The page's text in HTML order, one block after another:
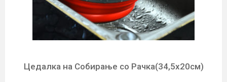
Цедалкa на Собирање со Рачка(34,5х20см)